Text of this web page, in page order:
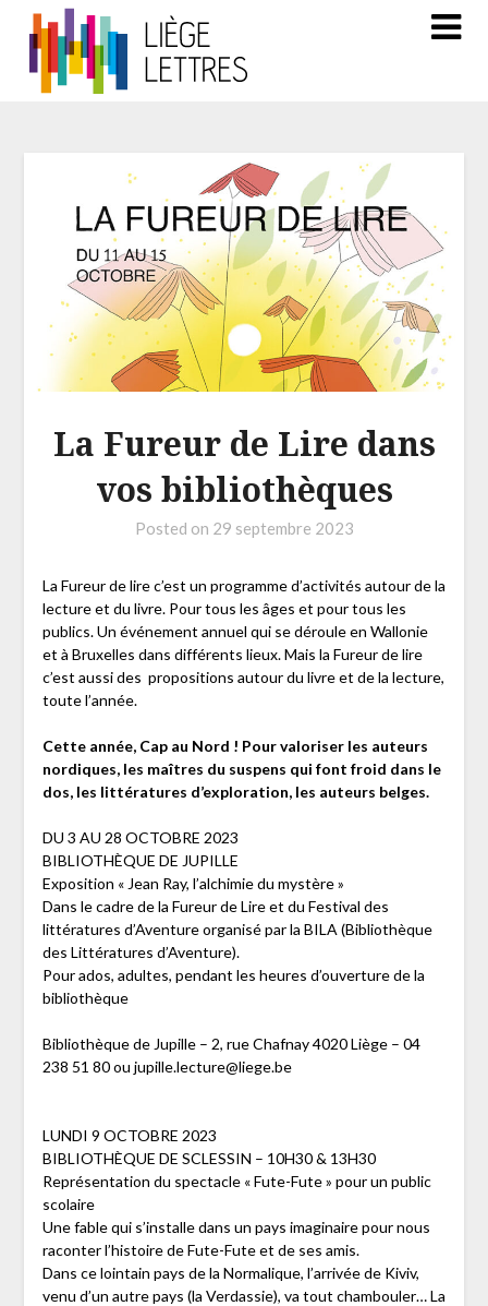
La Fureur de Lire dans
vos bibliothèques
Posted on 29 septembre 2023
La Fureur de lire c’est un programme d’activités autour de la
lecture et du livre. Pour tous les âges et pour tous les
publics. Un événement annuel qui se déroule en Wallonie
et à Bruxelles dans différents lieux. Mais la Fureur de lire
c’est aussi des propositions autour du livre et de la lecture,
toute l’année.
Cette année, Cap au Nord ! Pour valoriser les auteurs
nordiques, les maîtres du suspens qui font froid dans le
dos, les littératures d’exploration, les auteurs belges.
DU 3 AU 28 OCTOBRE 2023
BIBLIOTHÈQUE DE JUPILLE
Exposition « Jean Ray, l’alchimie du mystère »
Dans le cadre de la Fureur de Lire et du Festival des
littératures d’Aventure organisé par la BILA (Bibliothèque
des Littératures d’Aventure).
Pour ados, adultes, pendant les heures d’ouverture de la
bibliothèque
Bibliothèque de Jupille – 2, rue Chafnay 4020 Liège – 04
238 51 80 ou jupille.lecture@liege.be
LUNDI 9 OCTOBRE 2023
BIBLIOTHÈQUE DE SCLESSIN – 10H30 & 13H30
Représentation du spectacle « Fute-Fute » pour un public
scolaire
Une fable qui s’installe dans un pays imaginaire pour nous
raconter l’histoire de Fute-Fute et de ses amis.
Dans ce lointain pays de la Normalique, l’arrivée de Kiviv,
venu d’un autre pays (la Verdassie), va tout chambouler… La